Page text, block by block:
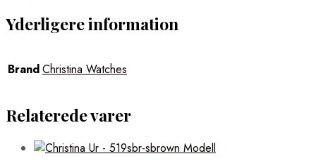
Yderligere information
BrandChristina Watches
Relaterede varer